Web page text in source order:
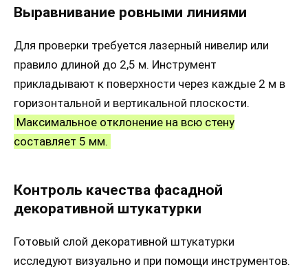
Выравнивание ровными линиями
Для проверки требуется лазерный нивелир или
правило длиной до 2,5 м. Инструмент
прикладывают к поверхности через каждые 2 м в
горизонтальной и вертикальной плоскости.
Максимальное отклонение на всю стену
составляет 5 мм.
Контроль качества фасадной
декоративной штукатурки
Готовый слой декоративной штукатурки
исследуют визуально и при помощи инструментов.